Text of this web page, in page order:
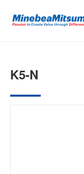
K5-N